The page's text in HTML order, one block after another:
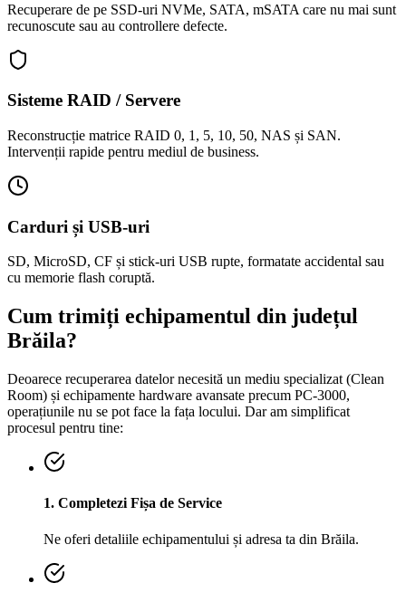
Recuperare de pe SSD-uri NVMe, SATA, mSATA care nu mai sunt
recunoscute sau au controllere defecte.
Sisteme RAID / Servere
Reconstrucție matrice RAID 0, 1, 5, 10, 50, NAS și SAN.
Intervenții rapide pentru mediul de business.
Carduri și USB-uri
SD, MicroSD, CF și stick-uri USB rupte, formatate accidental sau
cu memorie flash coruptă.
Cum trimiți echipamentul din județul
Brăila?
Deoarece recuperarea datelor necesită un mediu specializat (Clean
Room) și echipamente hardware avansate precum PC-3000,
operațiunile nu se pot face la fața locului. Dar am simplificat
procesul pentru tine:
1. Completezi Fișa de Service
Ne oferi detaliile echipamentului și adresa ta din Brăila.